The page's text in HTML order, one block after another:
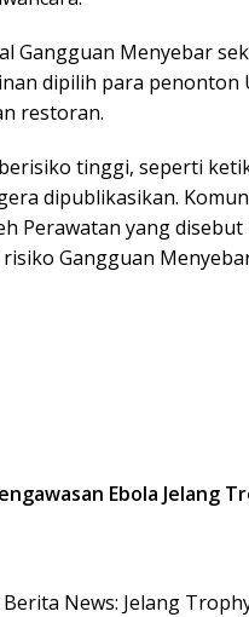
Gangguan Menyebar
dipilih para penonton
restoran.
tinggi, seperti
dipublikasikan.
Perawatan yang disebut
Gangguan
Ebola Jelang
News: Jelang